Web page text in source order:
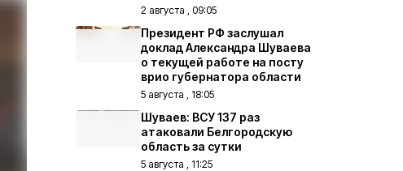
2 августа , 09:05
Президент РФ заслушал
доклад Александра Шуваева
о текущей работе на посту
врио губернатора области
5 августа , 18:05
Шуваев: ВСУ 137 раз
атаковали Белгородскую
область за сутки
5 августа , 11:25